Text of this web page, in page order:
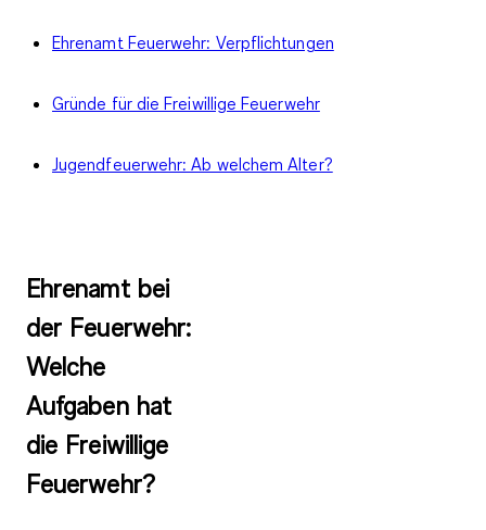
Ehrenamt Feuerwehr: Verpflichtungen
Gründe für die Freiwillige Feuerwehr
Jugendfeuerwehr: Ab welchem Alter?
Ehrenamt bei
der Feuerwehr:
Welche
Aufgaben hat
die Freiwillige
Feuerwehr?